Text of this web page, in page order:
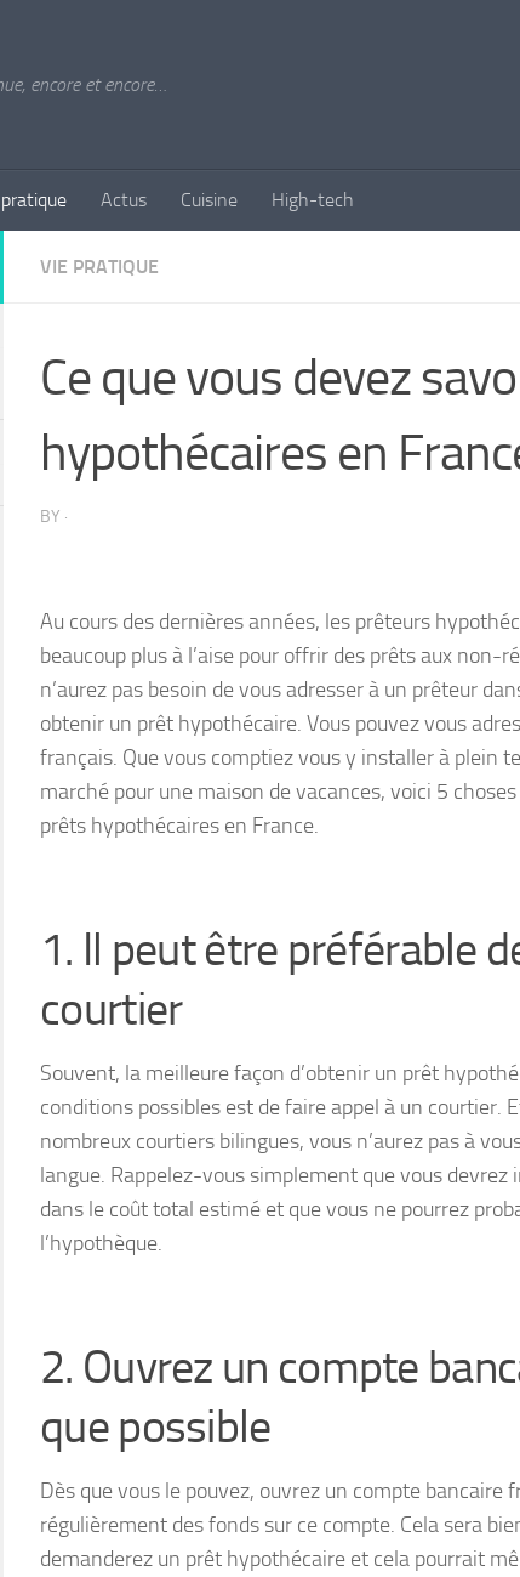
encore et encore…
Actus Cuisine High-tech
VIE PRATIQUE
Ce que vous devez
hypothécaires en
BY ·
Au cours des dernières années, les prêteurs
beaucoup plus à l’aise pour offrir des prêts aux non-
n’aurez pas besoin de vous adresser à un prêteur
obtenir un prêt hypothécaire. Vous pouvez vous
français. Que vous comptiez vous y installer à plein
marché pour une maison de vacances, voici 5
prêts hypothécaires en France.
1. Il peut être préférable
courtier
Souvent, la meilleure façon d’obtenir un prêt
conditions possibles est de faire appel à un courtier.
nombreux courtiers bilingues, vous n’aurez pas à
langue. Rappelez-vous simplement que vous
dans le coût total estimé et que vous ne pourrez
l’hypothèque.
2. Ouvrez un compte
que possible
Dès que vous le pouvez, ouvrez un compte bancaire
régulièrement des fonds sur ce compte. Cela sera
demanderez un prêt hypothécaire et cela pourrait